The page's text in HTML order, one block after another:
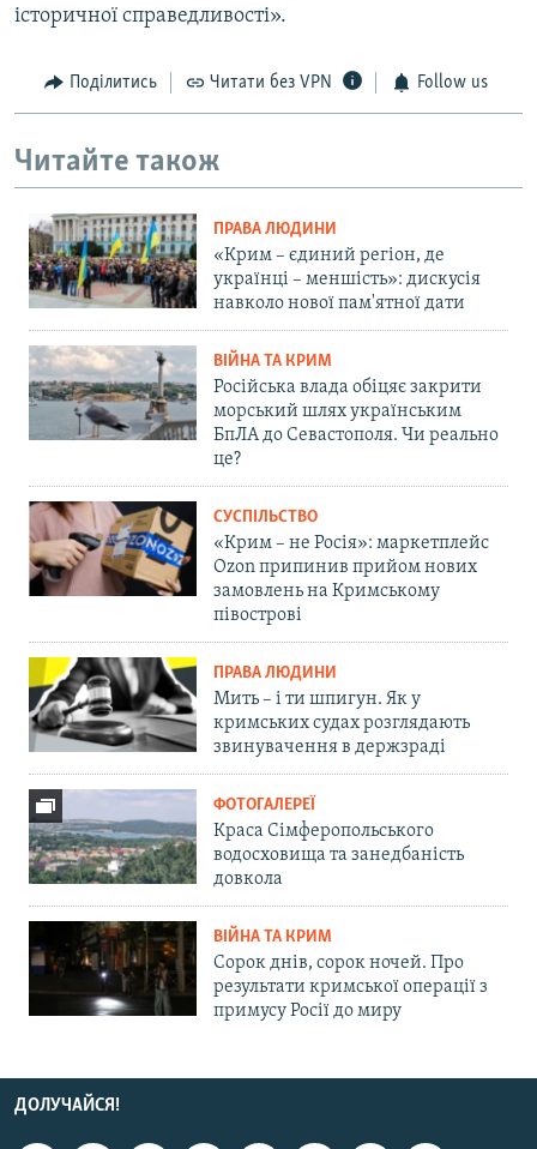
історичної справедливості».
Поділитись Читати без VPN Follow us
Читайте також
ПРАВА ЛЮДИНИ
«Крим – єдиний регіон, де
українці – меншість»: дискусія
навколо нової пам'ятної дати
ВІЙНА ТА КРИМ
Російська влада обіцяє закрити
морський шлях українським
БпЛА до Севастополя. Чи реально
це?
СУСПІЛЬСТВО
«Крим – не Росія»: маркетплейс
Ozon припинив прийом нових
замовлень на Кримському
півострові
ПРАВА ЛЮДИНИ
Мить – і ти шпигун. Як у
кримських судах розглядають
звинувачення в держзраді
ФОТОГАЛЕРЕЇ
Краса Сімферопольського
водосховища та занедбаність
довкола
ВІЙНА ТА КРИМ
Сорок днів, сорок ночей. Про
результати кримської операції з
примусу Росії до миру
ДОЛУЧАЙСЯ!